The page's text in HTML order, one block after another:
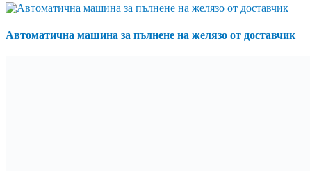
Автоматична машина за пълнене на желязо от доставчик